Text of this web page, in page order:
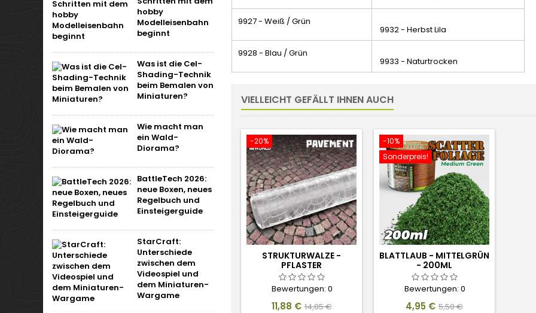
hobby
Modelleisenbahn
beginnt
Was ist die Cel-
Shading-Technik
beim Bemalen von
Miniaturen?
Wie macht man
ein Wald-
Diorama?
BattleTech 2026:
neue Boxen, neues
Regelbuch und
Einsteigerguide
StarCraft:
Unterschiede
zwischen dem
Videospiel und
dem Miniaturen-
Wargame
9927 - Weiß / Grün
9932 - Herbst Lila
9928 - Blau / Grün
9933 - Naturtrocken
VIELLEICHT GEFÄLLT IHNEN AUCH
-20%
STRUKTURWALZE -
PFLASTER
Bewertungen: 0
Preis
11,88 € Verkaufspreis
14,85 €
-10%
Sonderpreis!
BLATTLAUB - MITTELGRÜN
- 200ML
Bewertungen: 0
Preis
4,95 € Verkaufspreis
5,50 €